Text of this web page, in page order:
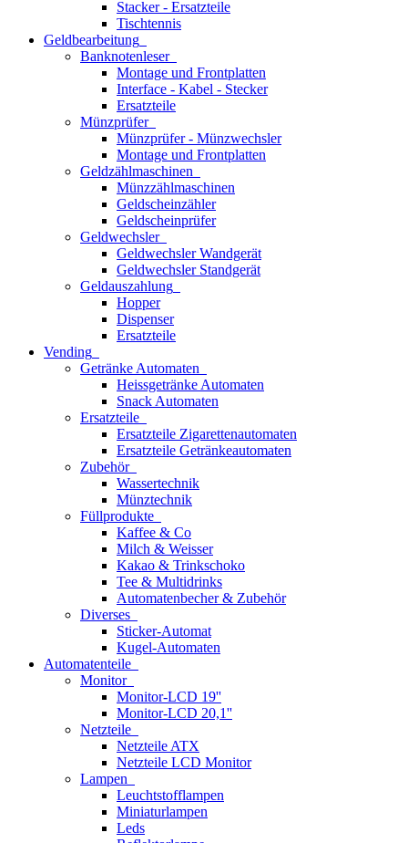
Stacker - Ersatzteile
Tischtennis
Geldbearbeitung
Banknotenleser
Montage und Frontplatten
Interface - Kabel - Stecker
Ersatzteile
Münzprüfer
Münzprüfer - Münzwechsler
Montage und Frontplatten
Geldzählmaschinen
Münzzählmaschinen
Geldscheinzähler
Geldscheinprüfer
Geldwechsler
Geldwechsler Wandgerät
Geldwechsler Standgerät
Geldauszahlung
Hopper
Dispenser
Ersatzteile
Vending
Getränke Automaten
Heissgetränke Automaten
Snack Automaten
Ersatzteile
Ersatzteile Zigarettenautomaten
Ersatzteile Getränkeautomaten
Zubehör
Wassertechnik
Münztechnik
Füllprodukte
Kaffee & Co
Milch & Weisser
Kakao & Trinkschoko
Tee & Multidrinks
Automatenbecher & Zubehör
Diverses
Sticker-Automat
Kugel-Automaten
Automatenteile
Monitor
Monitor-LCD 19''
Monitor-LCD 20,1''
Netzteile
Netzteile ATX
Netzteile LCD Monitor
Lampen
Leuchtstofflampen
Miniaturlampen
Leds